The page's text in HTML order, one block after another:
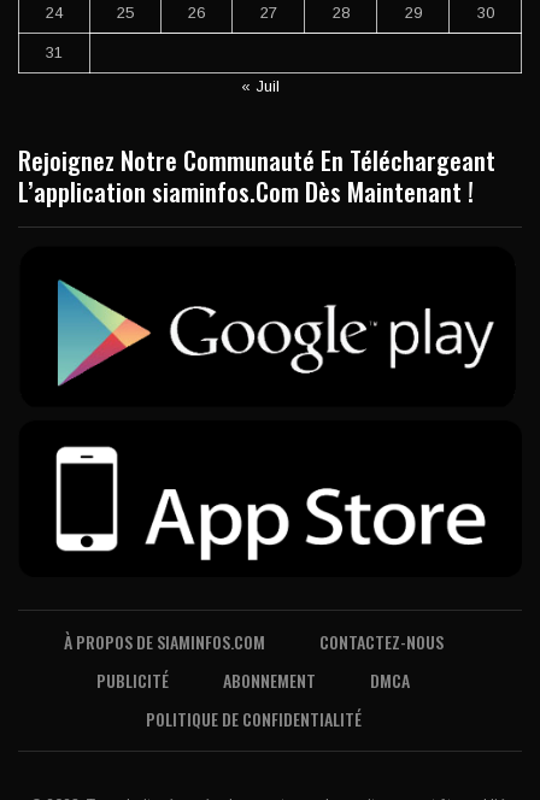
24 25 26 27 28 29 30
31
« Juil
Rejoignez Notre Communauté En Téléchargeant
L’application siaminfos.Com Dès Maintenant !
À PROPOS DE SIAMINFOS.COM
CONTACTEZ-NOUS
PUBLICITÉ
ABONNEMENT
DMCA
POLITIQUE DE CONFIDENTIALITÉ